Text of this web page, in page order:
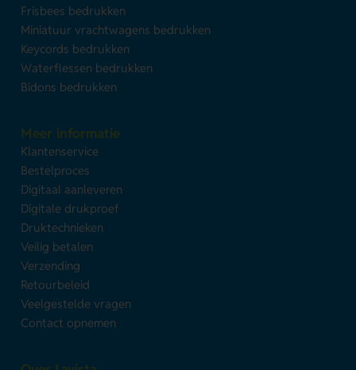
Frisbees bedrukken
Miniatuur vrachtwagens bedrukken
Keycords bedrukken
Waterflessen bedrukken
Bidons bedrukken
Meer informatie
Klantenservice
Bestelproces
Digitaal aanleveren
Digitale drukproef
Druktechnieken
Veilig betalen
Verzending
Retourbeleid
Veelgestelde vragen
Contact opnemen